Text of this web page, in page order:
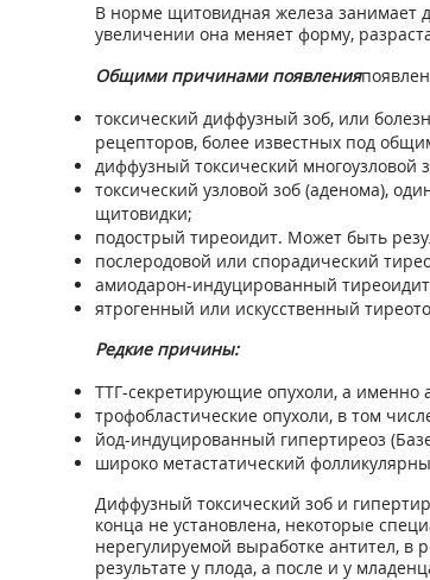
В норме щитовидная железа занимает
увеличении она меняет форму,
Общими причинами появления
токсический диффузный зоб, или
рецепторов, более известных под
диффузный токсический многоузловой
токсический узловой зоб (аденома),
щитовидки;
подострый тиреоидит. Может быть
послеродовой или спорадический
амиодарон-индуцированный
ятрогенный или искусственный
Редкие причины:
ТТГ-секретирующие опухоли, а именно
трофобластические опухоли, в том
йод-индуцированный гипертиреоз
широко метастатический
Диффузный токсический зоб и
конца не установлена, некоторые
нерегулируемой выработке антител, в
результате у плода, а после и у